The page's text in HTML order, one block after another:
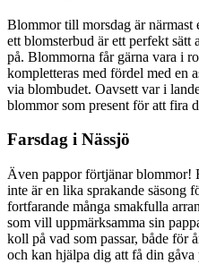
Blommor till morsdag är närmast
ett blomsterbud är ett perfekt sätt
på. Blommorna får gärna vara i rosalila kulörer och gåvan
kompletteras med fördel med en
via blombudet. Oavsett var i
blommor som present för att fira
Farsdag i Nässjö
Även pappor förtjänar blommor!
inte är en lika sprakande säsong
fortfarande många smakfulla
som vill uppmärksamma sin pappa lite extra.
koll på vad som passar, både för
och kan hjälpa dig att få din gåva